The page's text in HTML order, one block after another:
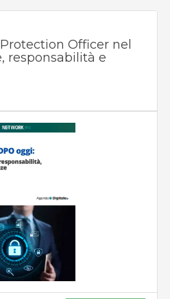
Officer nel
responsabilità e